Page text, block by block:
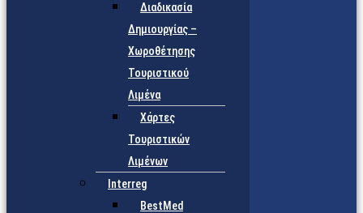
Διαδικασία
Δημιουργίας –
Χωροθέτησης
Τουριστικού
Λιμένα
Χάρτες
Τουριστικών
Λιμένων
Interreg
BestMed